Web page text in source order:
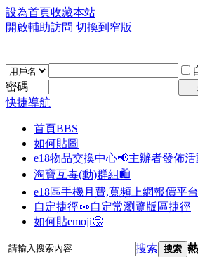
設為首頁收藏本站
開啟輔助訪問 切換到窄版
密碼
快捷導航
首頁BBS
如何貼圖
e18物品交換中心📢主辦者發佈
淘寶互毒(動)群組🛍️
e18區手機月費,寬頻上網報價平
自定捷徑👀自定常瀏覽版區捷徑
如何貼emoji🤔
搜索 搜索